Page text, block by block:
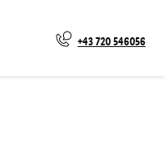
+43 720 546056